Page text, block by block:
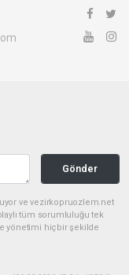
Gönder
ve vezirkopruozlem.net
tüm sorumluluğu tek
yönetimi hiçbir şekilde